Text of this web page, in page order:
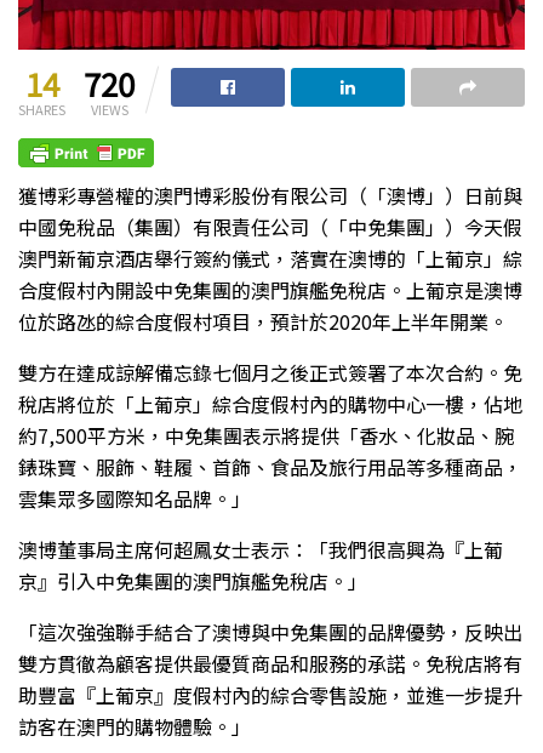
14
SHARES
720
VIEWS
獲博彩專營權的澳門博彩股份有限公司（「澳博」）日前與
中國免稅品（集團）有限責任公司（「中免集團」）今天假
澳門新葡京酒店舉行簽約儀式，落實在澳博的「上葡京」綜
合度假村內開設中免集團的澳門旗艦免稅店。上葡京是澳博
位於路氹的綜合度假村項目，預計於2020年上半年開業。
雙方在達成諒解備忘錄七個月之後正式簽署了本次合約。免
稅店將位於「上葡京」綜合度假村內的購物中心一樓，佔地
約7,500平方米，中免集團表示將提供「香水、化妝品、腕
錶珠寶、服飾、鞋履、首飾、食品及旅行用品等多種商品，
雲集眾多國際知名品牌。」
澳博董事局主席何超鳳女士表示：「我們很高興為『上葡
京』引入中免集團的澳門旗艦免稅店。」
「這次強強聯手結合了澳博與中免集團的品牌優勢，反映出
雙方貫徹為顧客提供最優質商品和服務的承諾。免稅店將有
助豐富『上葡京』度假村內的綜合零售設施，並進一步提升
訪客在澳門的購物體驗。」